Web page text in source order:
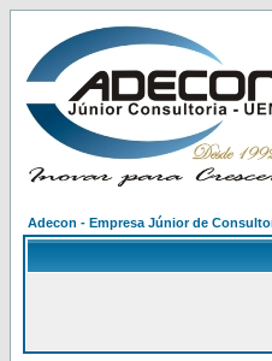
Adecon - Empresa Júnior de